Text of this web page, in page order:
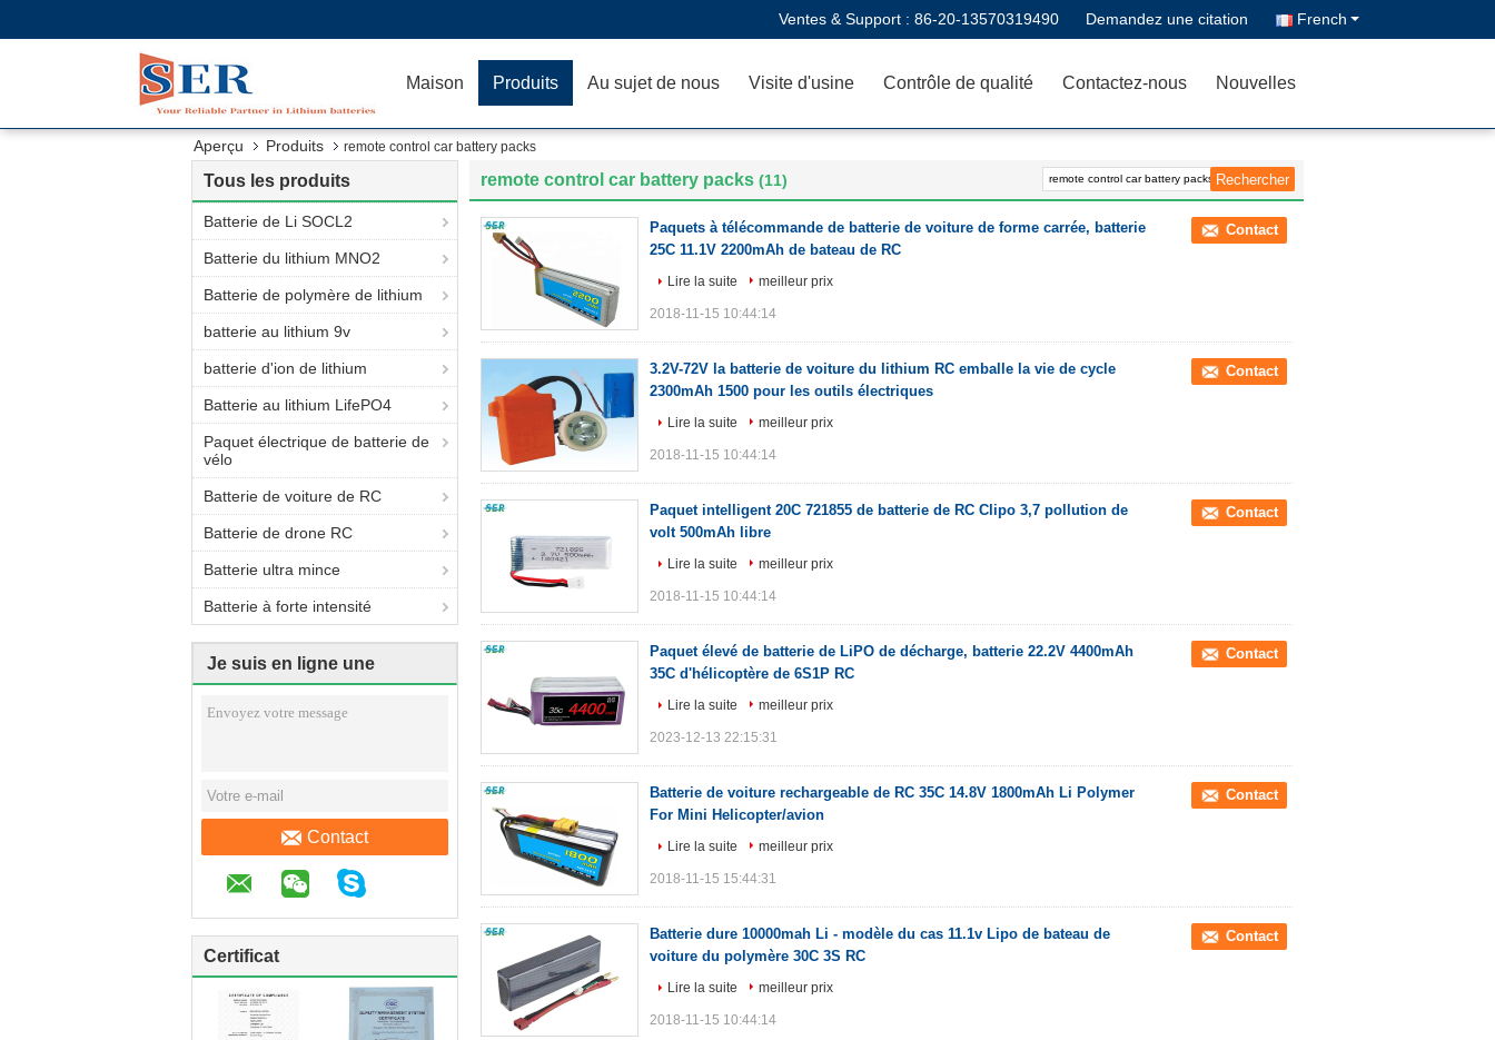
Ventes & Support : 86-20-13570319490 Demandez une citation French
Maison Produits Au sujet de nous Visite d'usine Contrôle de qualité Contactez-nous Nouvelles
Aperçu Produits remote control car battery packs
Tous les produits
Batterie de Li SOCL2
Batterie du lithium MNO2
Batterie de polymère de lithium
batterie au lithium 9v
batterie d'ion de lithium
Batterie au lithium LifePO4
Paquet électrique de batterie de
vélo
Batterie de voiture de RC
Batterie de drone RC
Batterie ultra mince
Batterie à forte intensité
Je suis en ligne une
Contact
Certificat
remote control car battery packs (11)
Paquets à télécommande de batterie de voiture de forme carrée, batterie
25C 11.1V 2200mAh de bateau de RC
Contact
Lire la suite meilleur prix
2018-11-15 10:44:14
3.2V-72V la batterie de voiture du lithium RC emballe la vie de cycle
2300mAh 1500 pour les outils électriques
Contact
Lire la suite meilleur prix
2018-11-15 10:44:14
Paquet intelligent 20C 721855 de batterie de RC Clipo 3,7 pollution de
volt 500mAh libre
Contact
Lire la suite meilleur prix
2018-11-15 10:44:14
Paquet élevé de batterie de LiPO de décharge, batterie 22.2V 4400mAh
35C d'hélicoptère de 6S1P RC
Contact
Lire la suite meilleur prix
2023-12-13 22:15:31
Batterie de voiture rechargeable de RC 35C 14.8V 1800mAh Li Polymer
For Mini Helicopter/avion
Contact
Lire la suite meilleur prix
2018-11-15 15:44:31
Batterie dure 10000mah Li - modèle du cas 11.1v Lipo de bateau de
voiture du polymère 30C 3S RC
Contact
Lire la suite meilleur prix
2018-11-15 10:44:14